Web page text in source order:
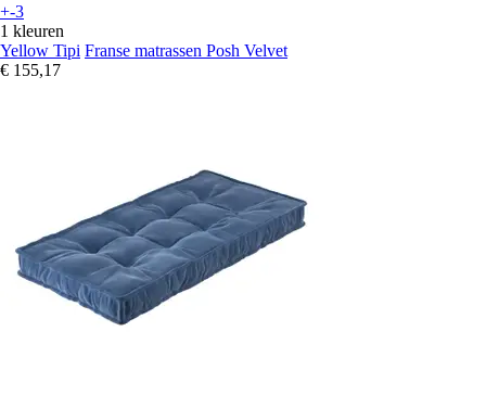
+-3
1 kleuren
Yellow Tipi Franse matrassen Posh Velvet
€ 155,17